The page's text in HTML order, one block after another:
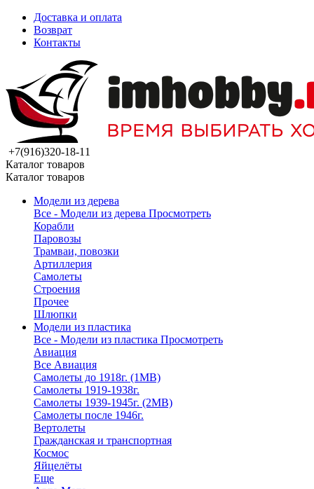
Доставка и оплата
Возврат
Контакты
+7(916)320-18-11
Каталог товаров
Каталог товаров
Модели из дерева
Все - Модели из дерева Просмотреть
Корабли
Паровозы
Трамваи, повозки
Артиллерия
Самолеты
Строения
Прочее
Шлюпки
Модели из пластика
Все - Модели из пластика Просмотреть
Авиация
Все Авиация
Самолеты до 1918г. (1МВ)
Самолеты 1919-1938г.
Самолеты 1939-1945г. (2МВ)
Самолеты после 1946г.
Вертолеты
Гражданская и транспортная
Космос
Яйцелёты
Еще